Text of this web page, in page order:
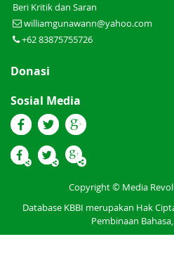
Beri Kritik dan Saran
williamgunawann@yahoo.com
+62 83875755726
Donasi
Sosial Media
Copyright © Media
Database KBBI merupakan Hak
Pembinaan